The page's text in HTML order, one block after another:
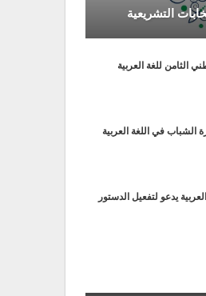
التشريعية
الثامن للغة العربية
الشباب في اللغة العربية
يدعو لتفعيل الدستور